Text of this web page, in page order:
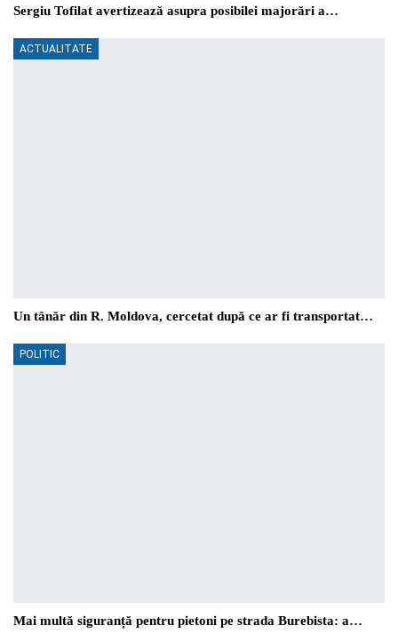
Sergiu Tofilat avertizează asupra posibilei majorări a…
ACTUALITATE
Un tânăr din R. Moldova, cercetat după ce ar fi transportat…
POLITIC
Mai multă siguranță pentru pietoni pe strada Burebista: a…